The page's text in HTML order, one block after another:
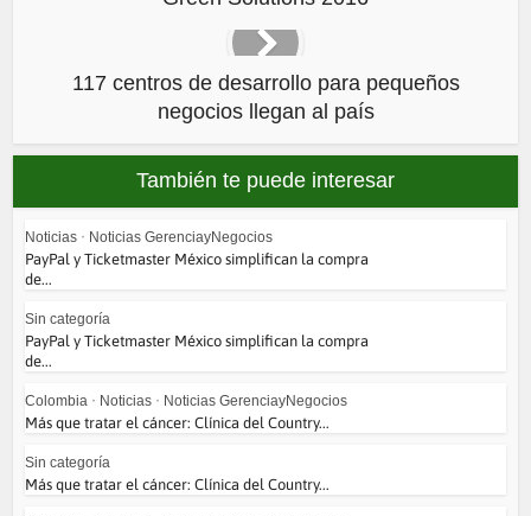
117 centros de desarrollo para pequeños
negocios llegan al país
También te puede interesar
Noticias • Noticias GerenciayNegocios
PayPal y Ticketmaster México simplifican la compra
de...
Sin categoría
PayPal y Ticketmaster México simplifican la compra
de...
Colombia • Noticias • Noticias GerenciayNegocios
Más que tratar el cáncer: Clínica del Country...
Sin categoría
Más que tratar el cáncer: Clínica del Country...